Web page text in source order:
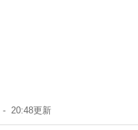
20:48更新